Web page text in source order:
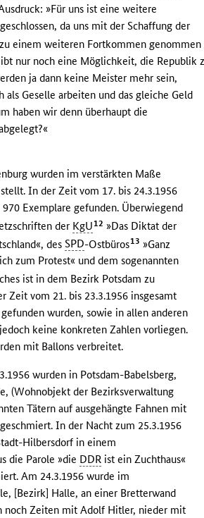
»Für uns ist eine weitere
da uns mit der Schaffung der
einem weiteren Fortkommen genommen
nur noch eine Möglichkeit, die Republik
ja dann keine Meister mehr sein,
als Geselle arbeiten und das gleiche Geld
haben wir denn überhaupt die
wurden im verstärkten Maße
In der Zeit vom 17. bis 24.3.1956
Exemplare gefunden. Überwiegend
der KgU12 »Das Diktat der
desSPD-Ostbüros13 »Ganz
zum Protest« und dem sogenannten
ist in dem Bezirk Potsdam zu
Zeit vom 21. bis 23.3.1956 insgesamt
wurden, sowie in allen anderen
keine konkreten Zahlen vorliegen.
mit Ballons verbreitet.
wurden in Potsdam-Babelsberg,
(Wohnobjekt der Bezirksverwaltung
Tätern auf ausgehängte Fahnen mit
In der Nacht zum 25.3.1956
Hilbersdorf in einem
die Parole »die DDR ist ein Zuchthaus«
Am 24.3.1956 wurde im
[Bezirk] Halle, an einer Bretterwand
noch Zeiten mit Adolf Hitler, nieder mit